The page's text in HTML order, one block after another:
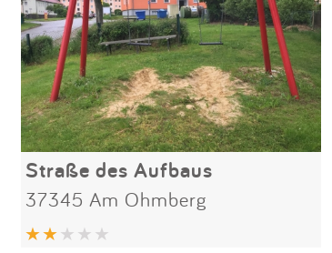
Straße des Aufbaus
37345 Am Ohmberg